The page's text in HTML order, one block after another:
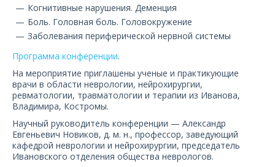
Когнитивные нарушения. Деменция
Боль. Головная боль. Головокружение
Заболевания периферической нервной системы
Программа конференции.
На мероприятие приглашены ученые и практикующие
врачи в области неврологии, нейрохирургии,
ревматологии, травматологии и терапии из Иванова,
Владимира, Костромы.
Научный руководитель конференции — Александр
Евгеньевич Новиков, д. м. н., профессор, заведующий
кафедрой неврологии и нейрохирургии, председатель
Ивановского отделения общества неврологов.